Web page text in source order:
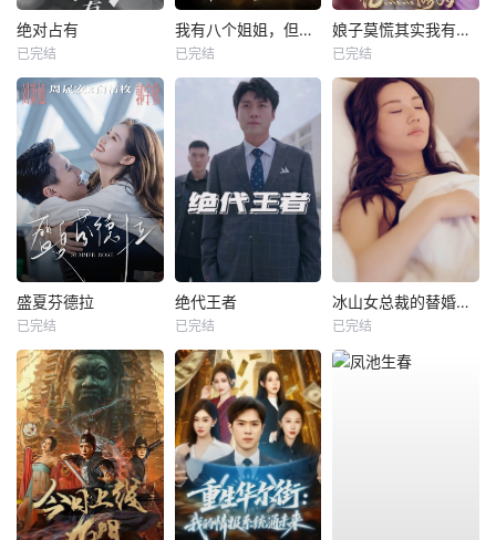
绝对占有
已完结
我有八个姐姐，但是他们都是弟控2
已完结
娘子莫慌其实我有亿点点修为
已完结
盛夏芬德拉
已完结
绝代王者
已完结
冰山女总裁的替婚兵王
已完结